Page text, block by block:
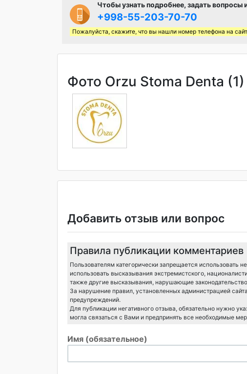
Чтобы узнать подробнее, задать вопросы
+998-55-203-70-70
Пожалуйста, скажите, что вы нашли номер телефона на
Фото Orzu Stoma Denta (1)
Добавить отзыв или вопрос
Правила публикации комментариев
Пользователям категорически запрещается использовать
использовать высказывания экстремистского,
также другие высказывания, нарушающие
За нарушение правил, установленных администрацией
предупреждений.
Для публикации негативного отзыва, обязательно нужно
могла связаться с Вами и предпринять все необходимые
Имя (обязательное)